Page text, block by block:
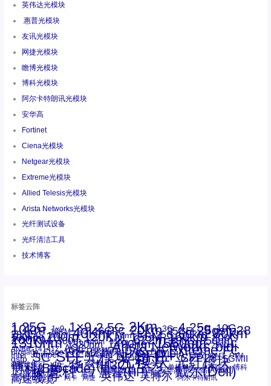
英伟达光模块
惠普光模块
友讯光模块
网捷光模块
瞻博光模块
博科光模块
阿尔卡特朗讯光模块
安华高
Fortinet
Ciena光模块
Netgear光模块
Extreme光模块
Allied Telesis光模块
Arista Networks光模块
光纤测试设备
光纤清洁工具
技术博客
标签云阵
1.25G 1x9 1×9 2.5G 2Km 3G 4.25g 10G
10km 15KM 16G 16GFC 20km 25GE 25gsfp28
28.05G 30km 40Km 50m 53.125G 60km 80km
100km 100m 120KM 155M 160km 200G
200KM 300m 400m 550m 622m 800G 850nm
1310nm 1330nm 1490nm 1550nm 2500m
ANBR-1414TZ AOC Arista Arista Networks bidi
Brocade Cisco CSFP光模块 DAC Dell Extreme FC
Intel Juniper LC MPO-LC Netgear NVIDIA OM2 OM3 OM4
qsfp SC SFF光模块 SFP+ SFP28 SGMII
st螺纹接口 xfp 万兆 交换机 光模块 光纤模块
千兆光模块 华三 华三(H3C) 华为 单模单芯 单模双芯 博科
博科(Brocade) 博通 友讯 多模 安华高 安华高(Avago)
工业级 思科 惠普 惠普(HP) 戴尔 戴尔(Dell)
百兆 瞻博 网卡 网捷 英伟达 英特尔 阿尔卡特朗讯
高速线缆